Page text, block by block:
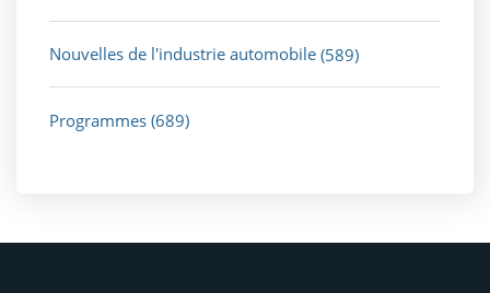
Nouvelles de l'industrie automobile (589)
Programmes (689)